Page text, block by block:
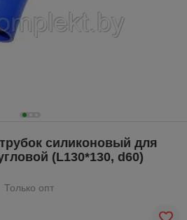
силиконовый для
(L130*130, d60)
Только опт